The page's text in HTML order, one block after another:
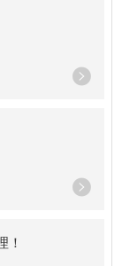
！